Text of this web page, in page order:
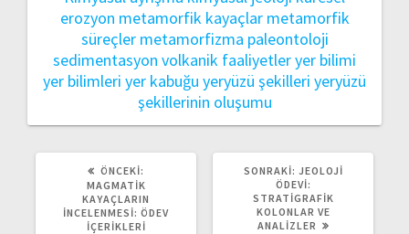
erozyon metamorfik kayaçlar metamorfik
süreçler metamorfizma paleontoloji
sedimentasyon volkanik faaliyetleryer bilimi
yer bilimleri yer kabuğu yeryüzü şekilleri yeryüzü
şekillerinin oluşumu
ÖNCEKI:
YAZI:
MAGMATIK
KAYAÇLARIN
İNCELENMESI: ÖDEV
İÇERIKLERI
SONRAKI: SONRAKI
YAZI:
JEOLOJI
ÖDEVI:
STRATIGRAFIK
KOLONLAR VE
ANALIZLER